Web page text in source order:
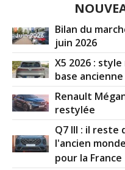
Bilan du
juin 2026
X5 2026 :
base ancienne
Renault
restylée
Q7 III : il reste
l'ancien
pour la France